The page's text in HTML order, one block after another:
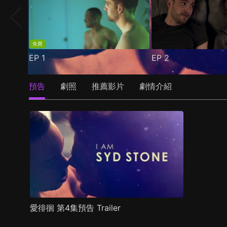
免費
EP 1 EP2
預告 劇照 推薦影片 劇情介紹
愛徘徊 第4集預告 Trailer